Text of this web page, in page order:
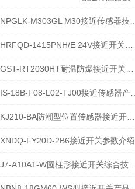
XNDQ-FY20D-2B6接近开关参数介绍